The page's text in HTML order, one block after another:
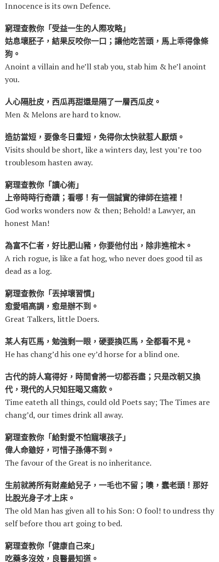
Innocence is its own Defence.
窮理查教你「受益一生的人際攻略」
姑息壞胚子，結果反咬你一口；讓他吃苦頭，馬上乖得像條
狗。
Anoint a villain and he’ll stab you, stab him & he’l anoint
you.
人心隔肚皮，西瓜再甜還是隔了一層西瓜皮。
Men & Melons are hard to know.
造訪當短，要像冬日晝短，免得你太快就惹人厭煩。
Visits should be short, like a winters day, lest you’re too
troublesom hasten away.
窮理查教你「讀心術」
上帝時時行奇蹟；看哪！有一個誠實的律師在這裡！
God works wonders now & then; Behold! a Lawyer, an
honest Man!
為富不仁者，好比肥山豬，你要他付出，除非進棺木。
A rich rogue, is like a fat hog, who never does good til as
dead as a log.
窮理查教你「丟掉壞習慣」
愈愛唱高調，愈是辦不到。
Great Talkers, little Doers.
某人有匹馬，勉強剩一眼，硬要換匹馬，全都看不見。
He has chang’d his one ey’d horse for a blind one.
古代的詩人寫得好，時間會將一切都吞盡；只是改朝又換
代，現代的人只知狂喝又痛飲。
Time eateth all things, could old Poets say; The Times are
chang’d, our times drink all away.
窮理查教你「給對愛不怕寵壞孩子」
偉人命雖好，可惜子孫傳不到。
The favour of the Great is no inheritance.
生前就將所有財產給兒子，一毛也不留；噢，蠢老頭！那好
比脫光身子才上床。
The old Man has given all to his Son: O fool! to undress thy
self before thou art going to bed.
窮理查教你「健康自己來」
吃藥多沒效，良醫最知道。